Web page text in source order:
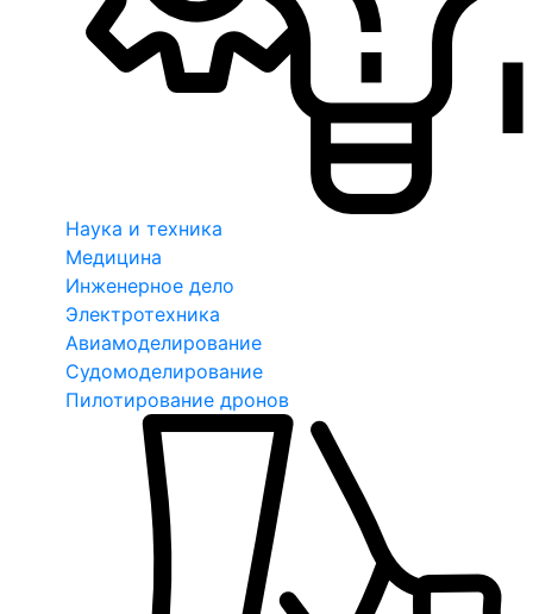
Наука и техника
Медицина
Инженерное дело
Электротехника
Авиамоделирование
Судомоделирование
Пилотирование дронов